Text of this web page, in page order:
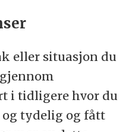
eller situasjon du
i tidligere hvor du
tydelig og fått